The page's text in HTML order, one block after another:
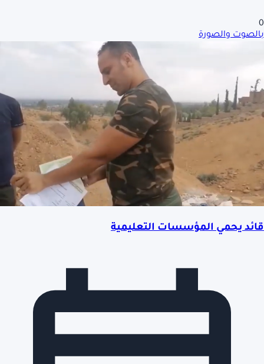
0
بالصوت والصورة
قائد يحمي المؤسسات التعليمية